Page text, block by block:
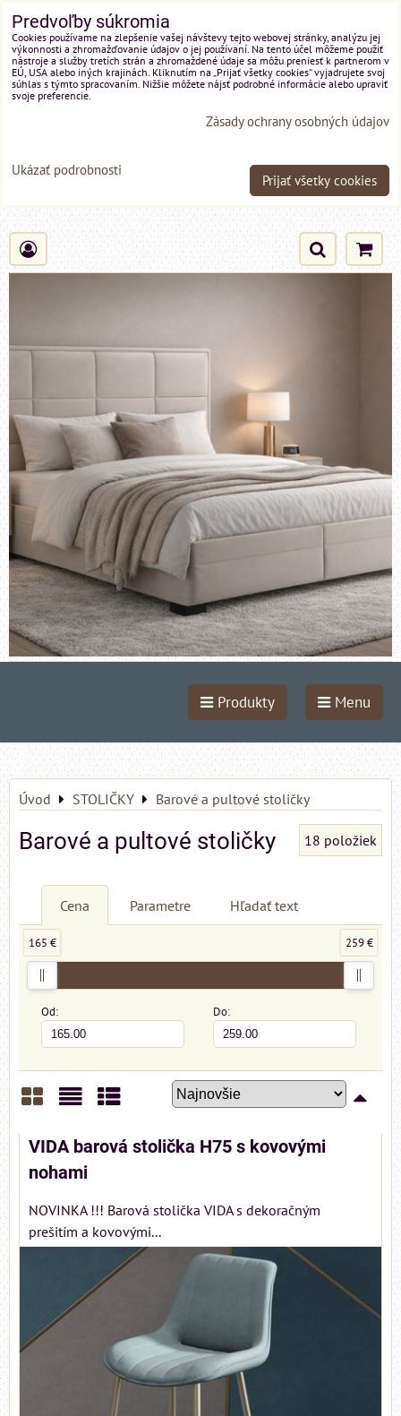
Produkty Menu
Úvod STOLIČKY Barové a pultové stoličky
Barové a pultové stoličky 18 položiek
Cena Parametre Hľadať text
Od: Do:
165 € 259 €
Mriežka
VIDA barová stolička H75 s kovovými
nohami
NOVINKA !!! Barová stolička VIDA s dekoračným
prešitím a kovovými...
Predvoľby súkromia
Cookies používame na zlepšenie vašej návštevy tejto webovej stránky, analýzu jej
výkonnosti a zhromažďovanie údajov o jej používaní. Na tento účel môžeme použiť
nástroje a služby tretích strán a zhromaždené údaje sa môžu preniesť k partnerom v
EÚ, USA alebo iných krajinách. Kliknutím na „Prijať všetky cookies“ vyjadrujete svoj
súhlas s týmto spracovaním. Nižšie môžete nájsť podrobné informácie alebo upraviť
svoje preferencie.
Zásady ochrany osobných údajov
Ukázať podrobnosti
Prijať všetky cookies